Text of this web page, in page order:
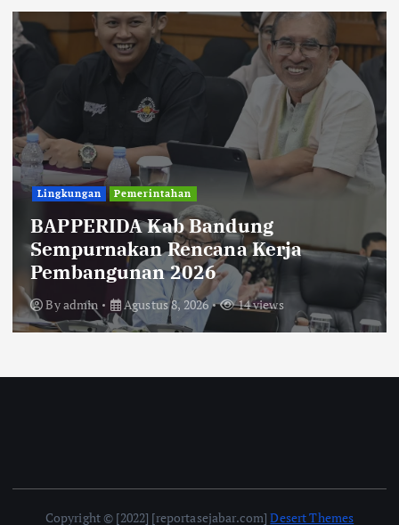
Uncategorized
Diberitakan Tanpa Konfirmasi,
Satresnarkoba Polres Cimahi dan
Yayasan Ultra Jadi Korban Narasi
Sepihak
Byadmin Agustus 8, 2026 14 views
Copyright © [2022] [reportasejabar.com]Desert Themes